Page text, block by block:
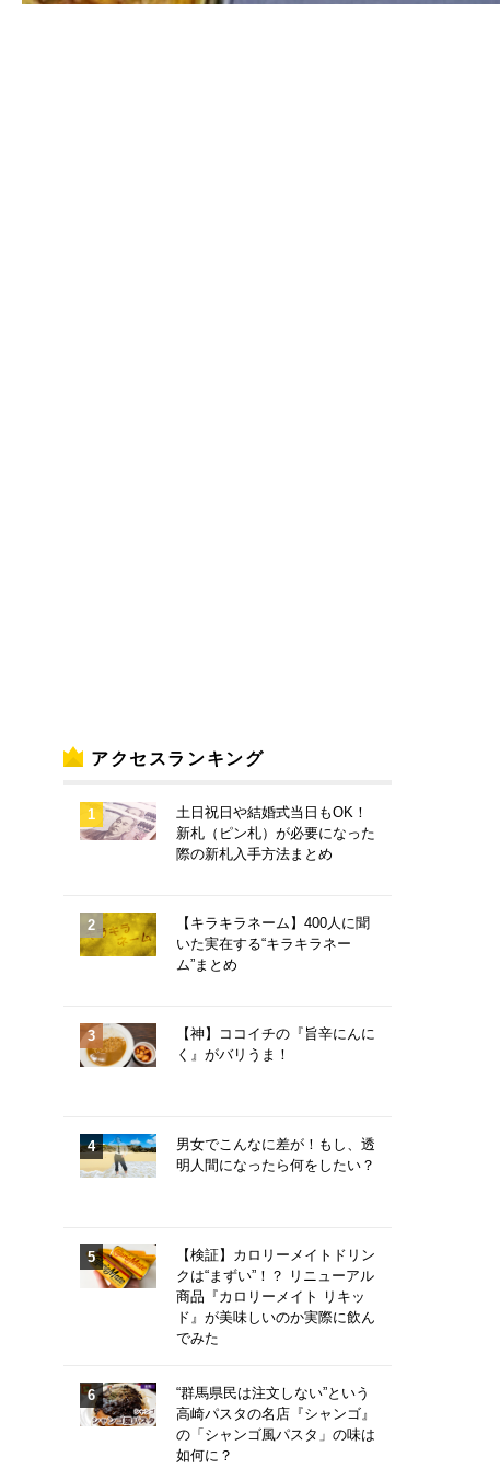
アクセスランキング
土日祝日や結婚式当日もOK！
新札（ピン札）が必要になった
際の新札入手方法まとめ
【キラキラネーム】400人に聞
いた実在する“キラキラネー
ム”まとめ
【神】ココイチの『旨辛にんに
く』がバリうま！
男女でこんなに差が！もし、透
明人間になったら何をしたい？
【検証】カロリーメイトドリン
クは“まずい”！？ リニューアル
商品『カロリーメイト リキッ
ド』が美味しいのか実際に飲ん
でみた
“群馬県民は注文しない”という
高崎パスタの名店『シャンゴ』
の「シャンゴ風パスタ」の味は
如何に？